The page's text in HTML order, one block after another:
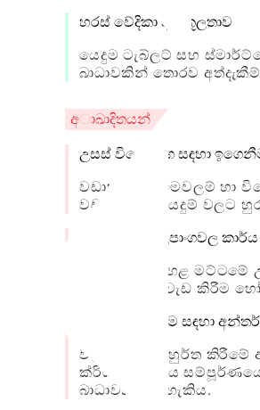
හරස් වේදිකා අනුකූලතාව
යෙදුම ටැබ්ලට් සහ
බාධාවකින් තොරව
අාඛාදිතයන්
උසස් විශේෂාංග සඳහා
වඩාත් උසස් මෙවලම් හා
වඩාත් සරල යෙදුම් වලට
අඩු මට්ටමේ උපාංගවල
පැරණි හෝ පහළ මට්ටමේ
කැන්වස් වල වැඩ කිරීම
සමමුහුර්ත කිරීම සඳහා
වලාකුළු සමමුහුර්ත කිරීමේ
ක්රියාකාරීත්වය
බාධාවක් විය හැකිය.